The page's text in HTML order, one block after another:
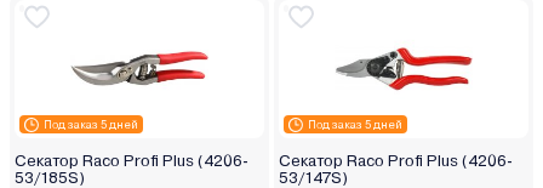
Под заказ 5 дней
Секатор Raco Profi Plus (4206-
53/185S)
Под заказ 5 дней
Секатор Raco Profi Plus (4206-
53/147S)